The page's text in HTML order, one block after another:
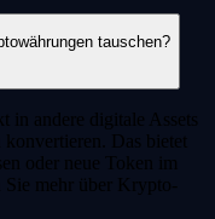
tauschen?
in andere digitale Assets
Das bietet
oder neue Token im
mehr über Krypto-